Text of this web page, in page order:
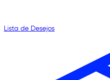
Lista de Desejos